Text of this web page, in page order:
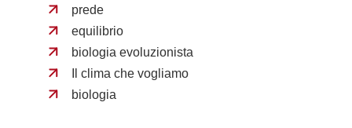
prede
equilibrio
biologia evoluzionista
Il clima che vogliamo
biologia